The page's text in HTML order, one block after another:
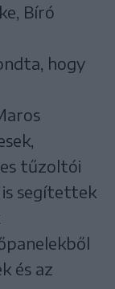
Bíró
hogy
tűzoltói
is segítettek
és az